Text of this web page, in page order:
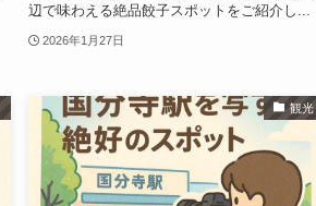
辺で味わえる絶品餃子スポットをご紹介し...
2026年1月27日
観光